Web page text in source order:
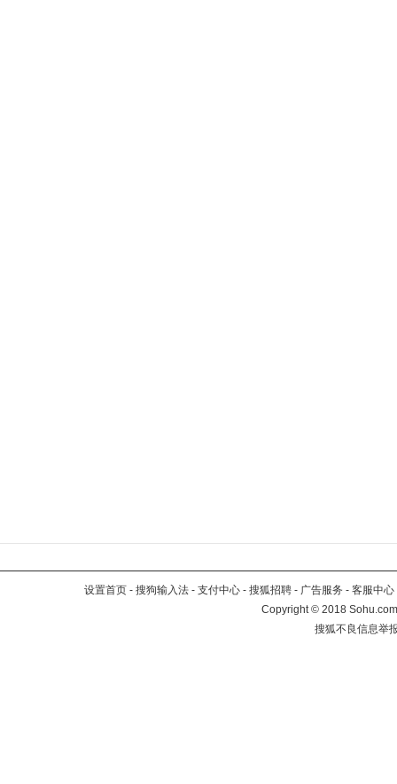
设置首页 - 搜狗输入法 - 支付中心 - 搜狐招聘 - 广告服务 - 客服中心
Copyright©2018
搜狐不良信息举